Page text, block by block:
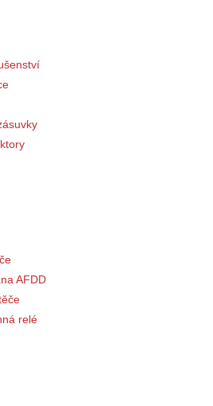
AFDD
relé